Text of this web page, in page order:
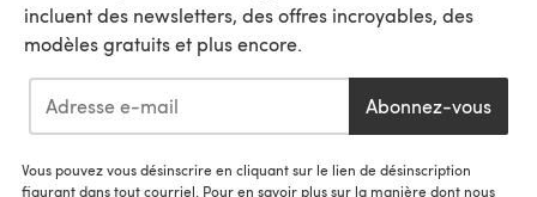
incluent des newsletters, des offres incroyables, des
modèles gratuits et plus encore.
Abonnez-vous
Vous pouvez vous désinscrire en cliquant sur le lien de désinscription
figurant dans tout courriel. Pour en savoir plus sur la manière dont nous